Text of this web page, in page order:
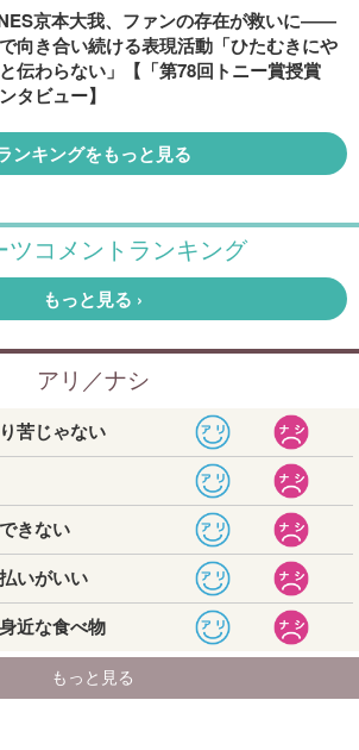
京本大我、ファンの存在が救いに――
向き合い続ける表現活動「ひたむきにや
伝わらない」【「第78回トニー賞授賞
タビュー】
ンキングをもっと見る